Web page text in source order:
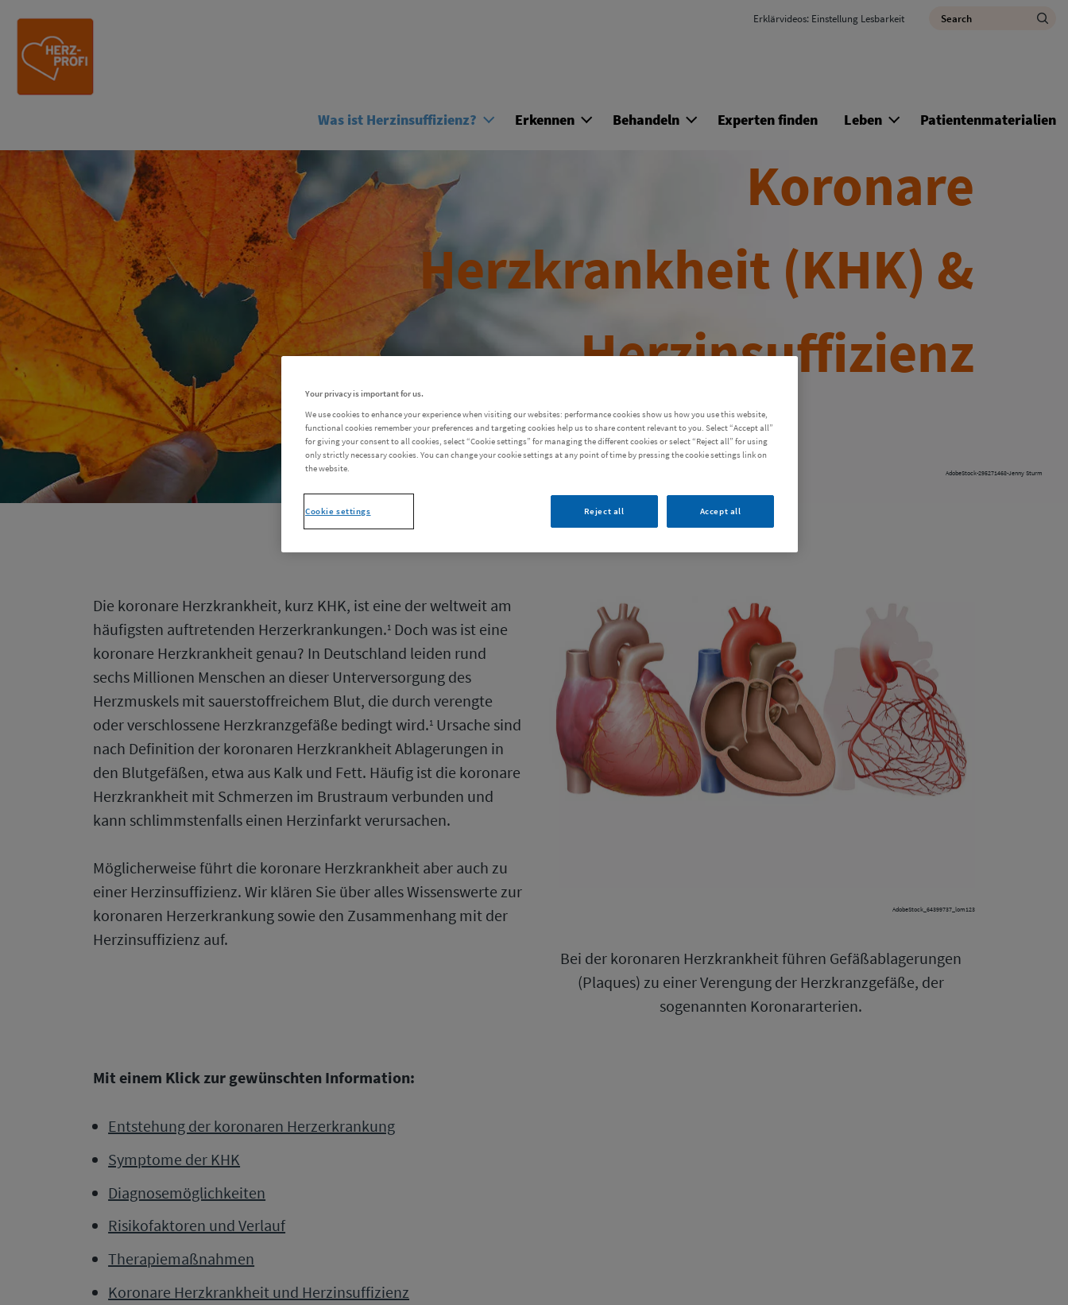
Site Logo
Erklärvideos: Einstellung Lesbarkeit
Search
Was ist Herzinsuffizienz? Erkennen Behandeln Experten finden Leben Patientenmaterialien
Koronare
Herzkrankheit (KHK) &
Herzinsuffizienz
AdobeStock-295271468-Jenny Sturm
Die koronare Herzkrankheit, kurz KHK, ist eine der weltweit am
häufigsten auftretenden Herzerkrankungen.1 Doch was ist eine
koronare Herzkrankheit genau? In Deutschland leiden rund
sechs Millionen Menschen an dieser Unterversorgung des
Herzmuskels mit sauerstoffreichem Blut, die durch verengte
oder verschlossene Herzkranzgefäße bedingt wird.1 Ursache sind
nach Definition der koronaren Herzkrankheit Ablagerungen in
den Blutgefäßen, etwa aus Kalk und Fett. Häufig ist die koronare
Herzkrankheit mit Schmerzen im Brustraum verbunden und
kann schlimmstenfalls einen Herzinfarkt verursachen.
Möglicherweise führt die koronare Herzkrankheit aber auch zu
einer Herzinsuffizienz. Wir klären Sie über alles Wissenswerte zur
koronaren Herzerkrankung sowie den Zusammenhang mit der
Herzinsuffizienz auf.
AdobeStock_64399737_lom123
Bei der koronaren Herzkrankheit führen Gefäßablagerungen
(Plaques) zu einer Verengung der Herzkranzgefäße, der
sogenannten Koronararterien.
Mit einem Klick zur gewünschten Information:
Entstehung der koronaren Herzerkrankung
Symptome der KHK
Diagnosemöglichkeiten
Risikofaktoren und Verlauf
Therapiemaßnahmen
Koronare Herzkrankheit und Herzinsuffizienz
Your privacy is important for us.
We use cookies to enhance your experience when visiting our websites: performance cookies show us how you use this website,
functional cookies remember your preferences and targeting cookies help us to share content relevant to you. Select “Accept all”
for giving your consent to all cookies, select “Cookie settings” for managing the different cookies or select “Reject all” for using
only strictly necessary cookies. You can change your cookie settings at any point of time by pressing the cookie settings link on
the website.
Cookie settings Reject all Accept all